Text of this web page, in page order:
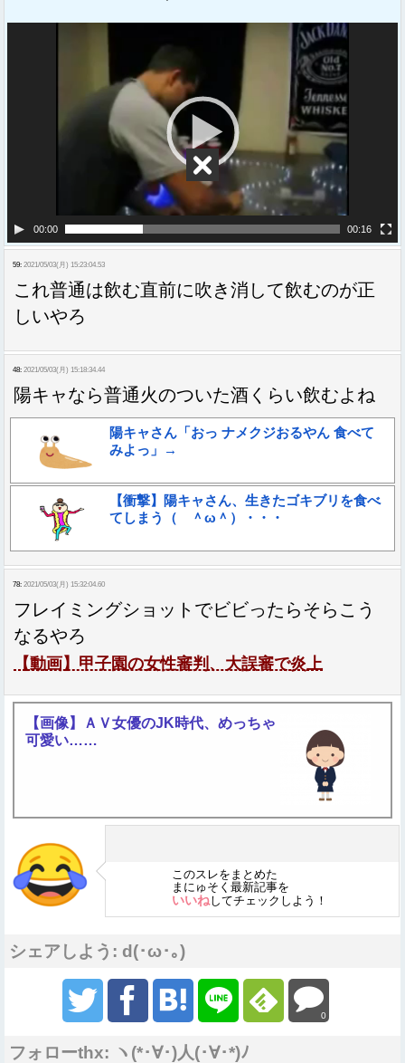
00:00 00:16
59: 2021/05/03(月) 15:23:04.53
これ普通は飲む直前に吹き消して飲むのが正
しいやろ
48: 2021/05/03(月) 15:18:34.44
陽キャなら普通火のついた酒くらい飲むよね
陽キャさん「おっ ナメクジおるやん 食べて
みよっ」→
【衝撃】陽キャさん、生きたゴキブリを食べ
てしまう（ ＾ω＾）・・・
78: 2021/05/03(月) 15:32:04.60
フレイミングショットでビビったらそらこう
なるやろ
【動画】甲子園の女性審判、大誤審で炎上
【画像】ＡＶ女優のJK時代、めっちゃ
可愛い……
このスレをまとめた
まにゅそく最新記事を
いいねしてチェックしよう！
シェアしよう: d(･ω･｡)
0
フォローthx: ヽ(*･∀･)人(･∀･*)ﾉ